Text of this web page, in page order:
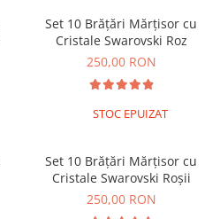
Set 10 Brățări Mărțisor cu
Cristale Swarovski Roz
250,00 RON
STOC EPUIZAT
Set 10 Brățări Mărțisor cu
Cristale Swarovski Roșii
250,00 RON